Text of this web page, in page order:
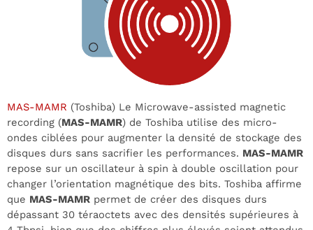
MAS-MAMR (Toshiba) Le Microwave-assisted magnetic
recording (MAS-MAMR) de Toshiba utilise des micro-
ondes ciblées pour augmenter la densité de stockage des
disques durs sans sacrifier les performances. MAS-MAMR
repose sur un oscillateur à spin à double oscillation pour
changer l’orientation magnétique des bits. Toshiba affirme
que MAS-MAMR permet de créer des disques durs
dépassant 30 téraoctets avec des densités supérieures à